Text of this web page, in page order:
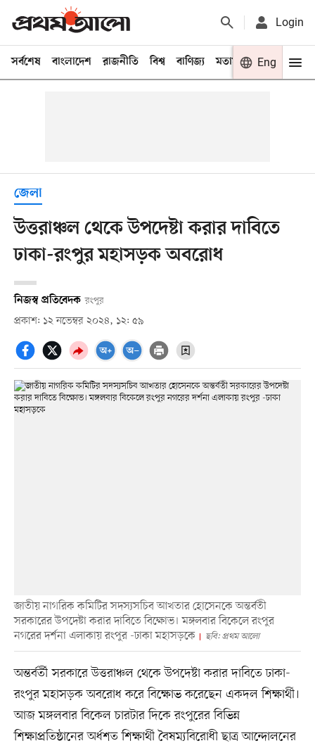
Login
সর্বশেষ বাংলাদেশ রাজনীতি বিশ্ব বাণিজ্য মতামত খেলা
Eng
জেলা
উত্তরাঞ্চল থেকে উপদেষ্টা করার দাবিতে
ঢাকা-রংপুর মহাসড়ক অবরোধ
নিজস্ব প্রতিবেদক রংপুর
প্রকাশ: ১২ নভেম্বর ২০২৪, ১২: ৫৯
জাতীয় নাগরিক কমিটির সদস্যসচিব আখতার হোসেনকে অন্তর্বতী
সরকারের উপদেষ্টা করার দাবিতে বিক্ষোভ। মঙ্গলবার বিকেলে রংপুর
নগরের দর্শনা এলাকায় রংপুর -ঢাকা মহাসড়কে
ছবি: প্রথম আলো
অন্তর্বর্তী সরকারে উত্তরাঞ্চল থেকে উপদেষ্টা করার দাবিতে ঢাকা-
রংপুর মহাসড়ক অবরোধ করে বিক্ষোভ করেছেন একদল শিক্ষার্থী।
আজ মঙ্গলবার বিকেল চারটার দিকে রংপুরের বিভিন্ন
শিক্ষাপ্রতিষ্ঠানের অর্ধশত শিক্ষার্থী বৈষম্যবিরোধী ছাত্র আন্দোলনের